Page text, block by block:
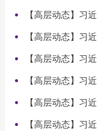
【高层动态】习
【高层动态】习